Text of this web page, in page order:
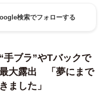
検索でフォローする
ブラ”やTバックで
大露出 「夢にまで
ました」